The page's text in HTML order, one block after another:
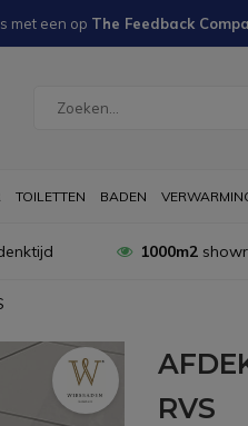
met een op The Feedback
TOILETTEN BADEN
1000m2
RVS